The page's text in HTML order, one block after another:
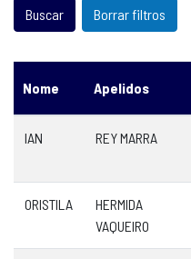
Borrar filtros
Nome Apelidos
IAN REY MARRA
ORISTILA
HERMIDA
VAQUEIRO